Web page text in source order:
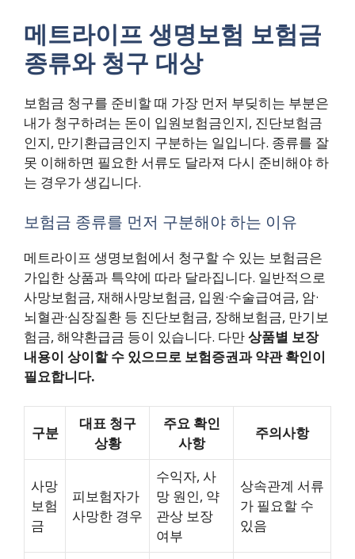
메트라이프 생명보험 보험금
종류와 청구 대상
보험금 청구를 준비할 때 가장 먼저 부딪히는 부분은
내가 청구하려는 돈이 입원보험금인지, 진단보험금
인지, 만기환급금인지 구분하는 일입니다. 종류를 잘
못 이해하면 필요한 서류도 달라져 다시 준비해야 하
는 경우가 생깁니다.
보험금 종류를 먼저 구분해야 하는 이유
메트라이프 생명보험에서 청구할 수 있는 보험금은
가입한 상품과 특약에 따라 달라집니다. 일반적으로
사망보험금, 재해사망보험금, 입원·수술급여금, 암·
뇌혈관·심장질환 등 진단보험금, 장해보험금, 만기보
험금, 해약환급금 등이 있습니다. 다만상품별 보장
내용이 상이할 수 있으므로 보험증권과 약관 확인이
필요합니다.
구분
대표 청구
상황
주요 확인
사항
주의사항
사망
보험
금
피보험자가
사망한 경우
수익자, 사
망 원인, 약
관상 보장
여부
상속관계 서류
가 필요할 수
있음